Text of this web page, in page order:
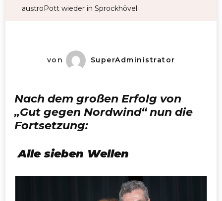
austroPott wieder in Sprockhövel
von SuperAdministrator
Nach dem großen Erfolg von
„Gut gegen Nordwind“ nun die
Fortsetzung:
Alle sieben Wellen